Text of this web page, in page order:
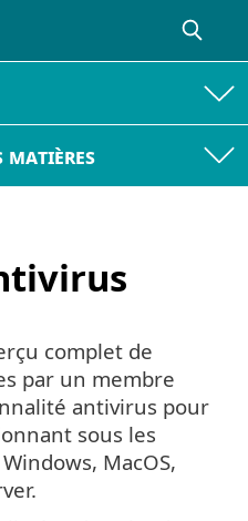
matières
complet de
par un membre
antivirus pour
sous les
MacOS,